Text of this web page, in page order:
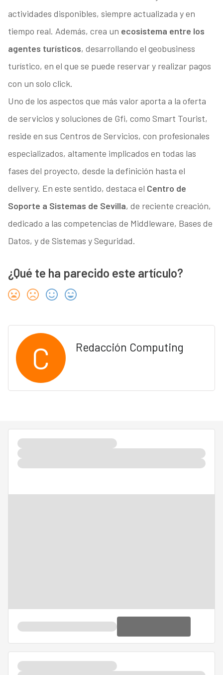
actividades disponibles, siempre actualizada y en
tiempo real. Además, crea un ecosistema entre los
agentes turísticos, desarrollando el geobusiness
turístico, en el que se puede reservar y realizar pagos
con un solo click.
Uno de los aspectos que más valor aporta a la oferta
de servicios y soluciones de Gfi, como Smart Tourist,
reside en sus Centros de Servicios, con profesionales
especializados, altamente implicados en todas las
fases del proyecto, desde la definición hasta el
delivery. En este sentido, destaca el Centro de
Soporte a Sistemas de Sevilla, de reciente creación,
dedicado a las competencias de Middleware, Bases de
Datos, y de Sistemas y Seguridad.
¿Qué te ha parecido este artículo?
C Redacción Computing